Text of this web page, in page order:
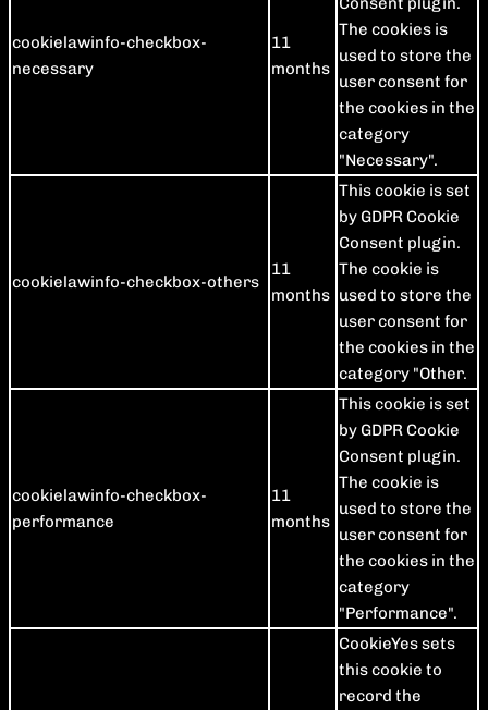
cookielawinfo-checkbox-
necessary
11
months
The cookies is
used to store the
user consent for
the cookies in the
category
"Necessary".
cookielawinfo-checkbox-others
11
months
This cookie is set
by GDPR Cookie
Consent plugin.
The cookie is
used to store the
user consent for
the cookies in the
category "Other.
cookielawinfo-checkbox-
performance
11
months
This cookie is set
by GDPR Cookie
Consent plugin.
The cookie is
used to store the
user consent for
the cookies in the
category
"Performance".
CookieYes sets
this cookie to
record the